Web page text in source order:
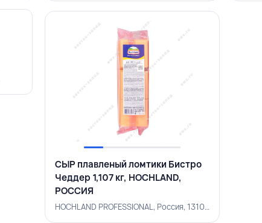
СЫР плавленый ломтики Бистро
Чеддер 1,107 кг, HOCHLAND,
РОССИЯ
HOCHLAND PROFESSIONAL, Россия, 131001200